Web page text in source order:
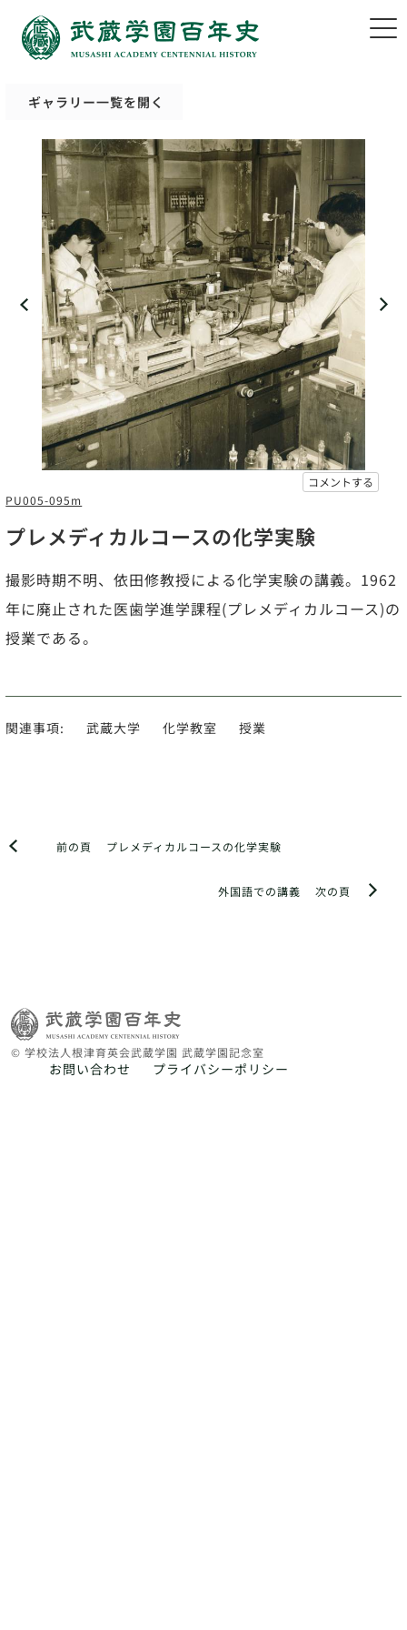
ギャラリー一覧を開く
コメントする
PU005-095m
プレメディカルコースの化学実験
撮影時期不明、依田修教授による化学実験の講義。1962
年に廃止された医歯学進学課程(プレメディカルコース)の
授業である。
関連事項: 武蔵大学 化学教室 授業
前の頁 プレメディカルコースの化学実験
次の頁
外国語での講義
© 学校法人根津育英会武蔵学園 武蔵学園記念室
お問い合わせ プライバシーポリシー